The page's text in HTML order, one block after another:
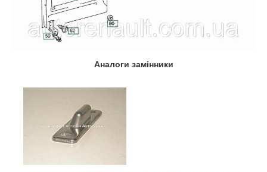
Аналоги замінники